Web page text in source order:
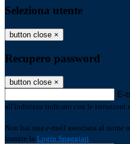
Seleziona utente
button close ×
Recupero password
button close ×
E-
all'indirizzo indicato con le istruzioni
Non hai una e-mail associata al nome
tramite la Login Spaggiari